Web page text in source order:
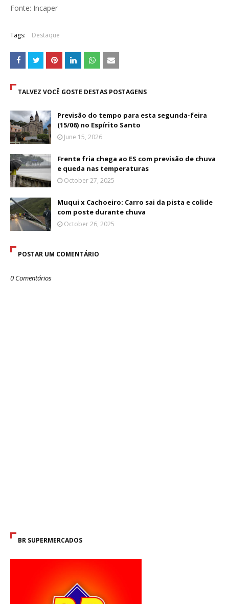
Fonte: Incaper
Tags: Destaque
TALVEZ VOCÊ GOSTE DESTAS POSTAGENS
Previsão do tempo para esta segunda-feira
(15/06) no Espírito Santo
June 15, 2026
Frente fria chega ao ES com previsão de chuva
e queda nas temperaturas
October 27, 2025
Muqui x Cachoeiro: Carro sai da pista e colide
com poste durante chuva
October 26, 2025
POSTAR UM COMENTÁRIO
0 Comentários
BR SUPERMERCADOS